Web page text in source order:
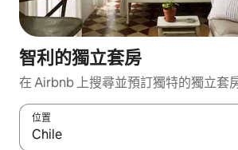
智利的獨立套房
在 Airbnb 上搜尋並預訂獨特的獨立套
位置
如有搜尋結果，瀏覽內容時請使用上下箭